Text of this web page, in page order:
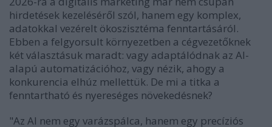
hirdetések kezeléséről szól, hanem egy komplex,
adatokkal vezérelt ökoszisztéma fenntartásáról.
Ebben a felgyorsult környezetben a cégvezetőknek
két választásuk maradt: vagy adaptálódnak az AI-
alapú automatizációhoz, vagy nézik, ahogy a
konkurencia elhúz mellettük. De mi a titka a
fenntartható és nyereséges növekedésnek?
"Az AI nem egy varázspálca, hanem egy precíziós